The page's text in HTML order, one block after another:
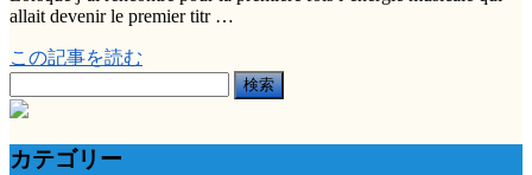
allait devenir le premier titr …
この記事を読む
索:
カテゴリー